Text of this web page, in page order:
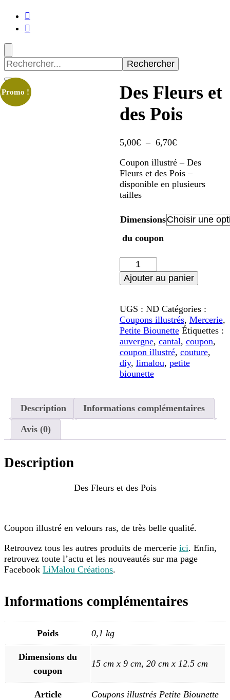
Recherche
pour
:
Promo !
Des Fleurs et
des Pois
5,00€ – 6,70€Plage
prix :
5,00€
à
Coupon illustré – Des
Fleurs et des Pois –
disponible en plusieurs
tailles
Dimensions
du coupon
quantité
de
Des
et
des
Pois
Ajouter au panier
UGS : ND Catégories :
Coupons illustrés, Mercerie,
Petite Biounette Étiquettes :
auvergne, cantal, coupon,
coupon illustré, couture,
diy, limalou, petite
biounette
Description Informations complémentaires
Avis (0)
Description
Des Fleurs et des Pois
Coupon illustré en velours ras, de très belle qualité.
Retrouvez tous les autres produits de mercerie ici. Enfin,
retrouvez toute l’actu et les nouveautés sur ma page
Facebook LiMalou Créations.
Informations complémentaires
Poids 0,1 kg
Dimensions du
coupon
15 cm x 9 cm, 20 cm x 12.5 cm
Article Coupons illustrés Petite Biounette